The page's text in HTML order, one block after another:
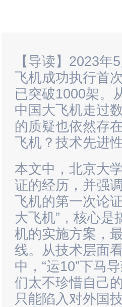
【导读】2023
飞机成功执行首
已突破1000架。
中国大飞机走过
的质疑也依然存
飞机？技术先进
本文中，北京大
证的经历，并强
飞机的第一次论
大飞机”，核心
机的实施方案，
线。从技术层面
中，“运10”下马
们太不珍惜自己
只能陷入对外国